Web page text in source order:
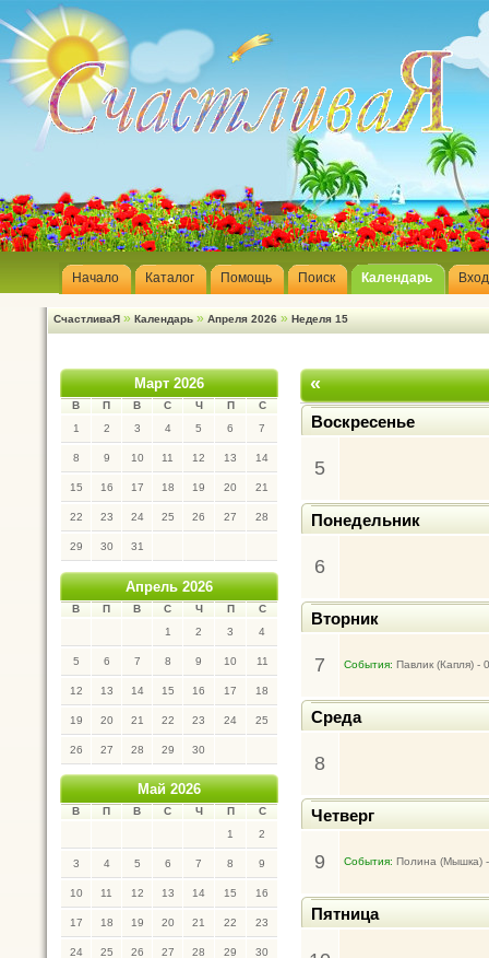
Начало Каталог Помощь Поиск Календарь Вход
СчастливаЯ » Календарь » Апреля 2026 » Неделя 15
Март 2026
В П В С Ч П
С
1
2 3 4 5 6 7
8 9 10 11 12 13 14
15 16 17 18 19 20 21
22 23 24 25 26 27 28
29 30 31
Апрель 2026
В П В С Ч П
С
1
2 3 4
5 6 7 8 9 10 11
12 13 14 15 16 17 18
19 20 21 22 23 24 25
26 27 28 29 30
Май 2026
В П В С Ч П
С
1
2
3 4 5 6 7 8 9
10 11 12 13 14 15 16
17 18 19 20 21 22 23
24 25 26 27 28 29 30
«
Воскресенье
5
Понедельник
6
Вторник
7 События: Павлик (Капля) -
Среда
8
Четверг
9 События: Полина (Мышка)
Пятница